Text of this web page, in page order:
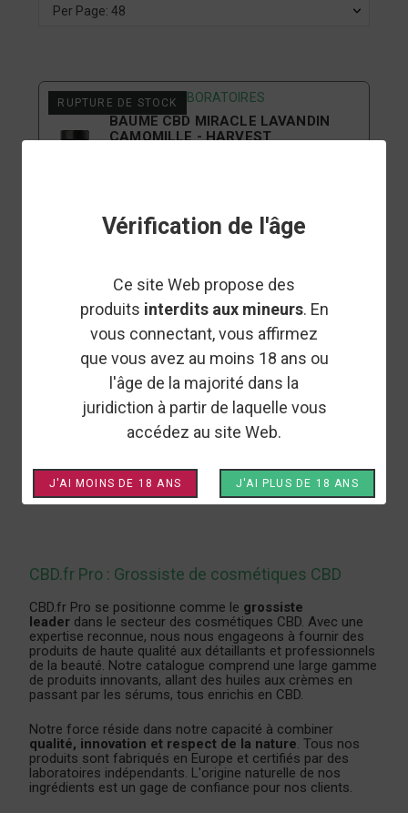
Vérification de l'âge
Ce site Web propose des
produits interdits aux mineurs. En
vous connectant, vous affirmez
que vous avez au moins 18 ans ou
l'âge de la majorité dans la
juridiction à partir de laquelle vous
accédez au site Web.
J'AI MOINS DE 18 ANS J'AI PLUS DE 18 ANS
Per Page: 48
HARVEST LABORATOIRES
BAUME CBD MIRACLE LAVANDIN
CAMOMILLE - HARVEST
RUPTURE DE STOCK
HARVEST LABORATOIRES
GEL 10 ACTIFS AU CBD -
KANOLIA
RUPTURE DE STOCK
CBD.fr Pro : Grossiste de cosmétiques CBD
CBD.fr Pro se positionne comme le grossiste
leader dans le secteur des cosmétiques CBD. Avec une
expertise reconnue, nous nous engageons à fournir des
produits de haute qualité aux détaillants et professionnels
de la beauté. Notre catalogue comprend une large gamme
de produits innovants, allant des huiles aux crèmes en
passant par les sérums, tous enrichis en CBD.
Notre force réside dans notre capacité à combiner
qualité, innovation et respect de la nature. Tous nos
produits sont fabriqués en Europe et certifiés par des
laboratoires indépendants. L'origine naturelle de nos
ingrédients est un gage de confiance pour nos clients.